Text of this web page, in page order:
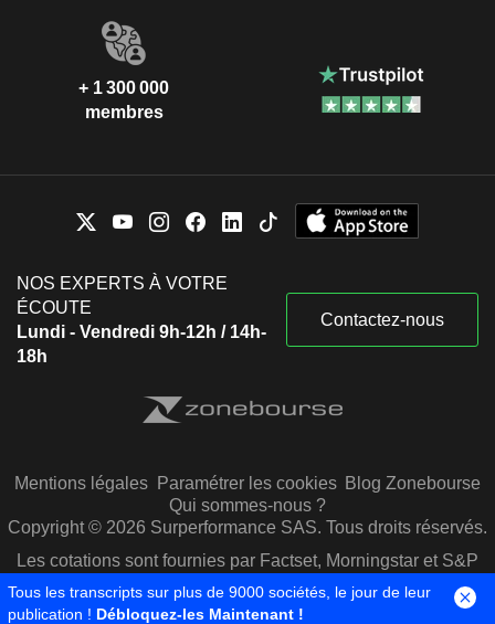
+ 1 300 000
membres
NOS EXPERTS À VOTRE
ÉCOUTE
Lundi - Vendredi 9h-12h / 14h-
18h
Contactez-nous
Mentions légales Paramétrer les cookies Blog Zonebourse
Qui sommes-nous ?
Copyright © 2026 Surperformance SAS. Tous droits réservés.
Les cotations sont fournies par Factset, Morningstar et S&P
Capital IQ
Tous les transcripts sur plus de 9000 sociétés, le jour de leur
publication ! Débloquez-les Maintenant !